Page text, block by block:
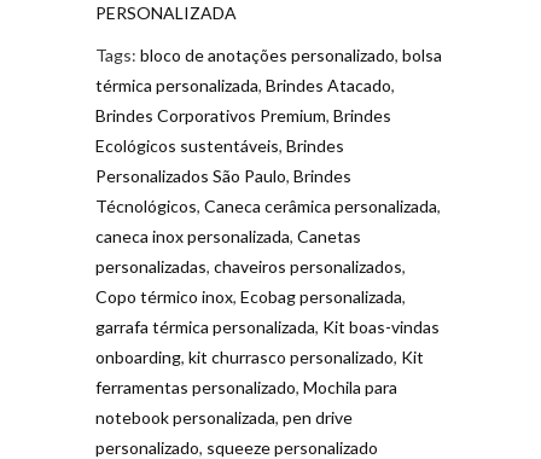
PERSONALIZADA
Tags: bloco de anotações personalizado, bolsa
térmica personalizada, Brindes Atacado,
Brindes Corporativos Premium, Brindes
Ecológicos sustentáveis, Brindes
Personalizados São Paulo, Brindes
Técnológicos, Caneca cerâmica personalizada,
caneca inox personalizada, Canetas
personalizadas, chaveiros personalizados,
Copo térmico inox, Ecobag personalizada,
garrafa térmica personalizada, Kit boas-vindas
onboarding, kit churrasco personalizado, Kit
ferramentas personalizado, Mochila para
notebook personalizada, pen drive
personalizado, squeeze personalizado